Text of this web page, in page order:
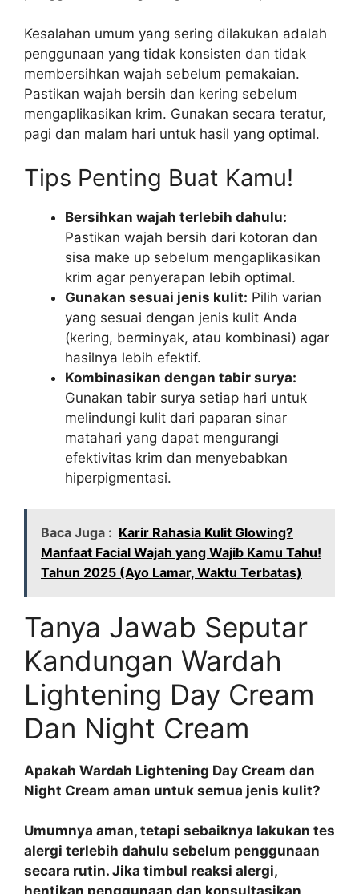
Kesalahan umum yang sering dilakukan adalah
penggunaan yang tidak konsisten dan tidak
membersihkan wajah sebelum pemakaian.
Pastikan wajah bersih dan kering sebelum
mengaplikasikan krim. Gunakan secara teratur,
pagi dan malam hari untuk hasil yang optimal.
Tips Penting Buat Kamu!
Bersihkan wajah terlebih dahulu:
Pastikan wajah bersih dari kotoran dan
sisa make up sebelum mengaplikasikan
krim agar penyerapan lebih optimal.
Gunakan sesuai jenis kulit: Pilih varian
yang sesuai dengan jenis kulit Anda
(kering, berminyak, atau kombinasi) agar
hasilnya lebih efektif.
Kombinasikan dengan tabir surya:
Gunakan tabir surya setiap hari untuk
melindungi kulit dari paparan sinar
matahari yang dapat mengurangi
efektivitas krim dan menyebabkan
hiperpigmentasi.
Baca Juga : Karir Rahasia Kulit Glowing?
Manfaat Facial Wajah yang Wajib Kamu Tahu!
Tahun 2025 (Ayo Lamar, Waktu Terbatas)
Tanya Jawab Seputar
Kandungan Wardah
Lightening Day Cream
Dan Night Cream
Apakah Wardah Lightening Day Cream dan
Night Cream aman untuk semua jenis kulit?
Umumnya aman, tetapi sebaiknya lakukan tes
alergi terlebih dahulu sebelum penggunaan
secara rutin. Jika timbul reaksi alergi,